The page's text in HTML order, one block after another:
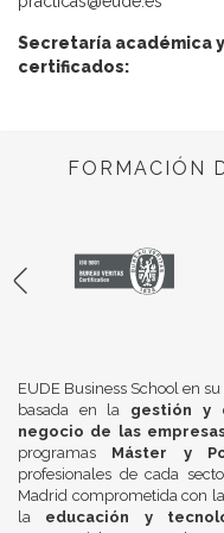
Secretaría académica y
certificados:
FORMACIÓN
EUDE Business School en
basada en la gestión y
negocio de las
programas Máster y
profesionales de cada
Madrid comprometida con
la educación y